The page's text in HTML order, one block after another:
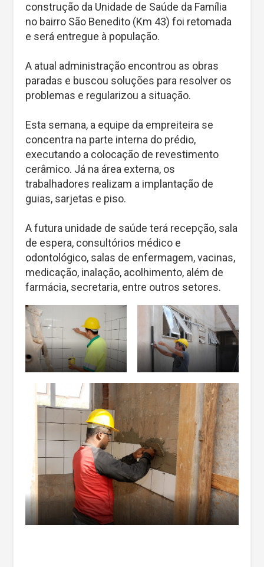
construção da Unidade de Saúde da Família
no bairro São Benedito (Km 43) foi retomada
e será entregue à população.
A atual administração encontrou as obras
paradas e buscou soluções para resolver os
problemas e regularizou a situação.
Esta semana, a equipe da empreiteira se
concentra na parte interna do prédio,
executando a colocação de revestimento
cerâmico. Já na área externa, os
trabalhadores realizam a implantação de
guias, sarjetas e piso.
A futura unidade de saúde terá recepção, sala
de espera, consultórios médico e
odontológico, salas de enfermagem, vacinas,
medicação, inalação, acolhimento, além de
farmácia, secretaria, entre outros setores.